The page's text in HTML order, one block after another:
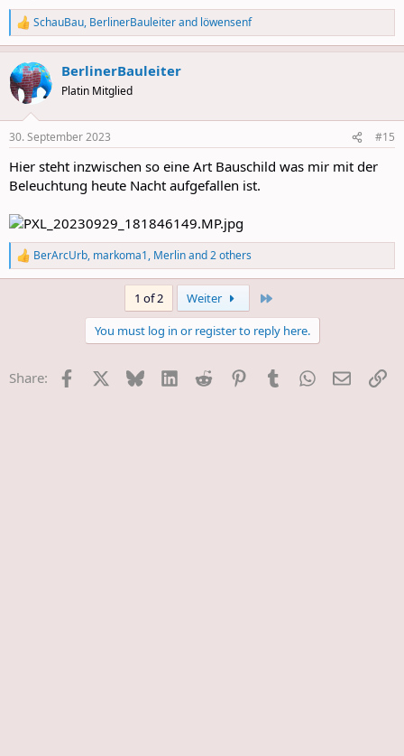
R
e
a
c
t
i
s
SchauBau, BerlinerBauleiterand löwensenf
BerlinerBauleiter
Platin Mitglied
30. September 2023 #15
Hier steht inzwischen so eine Art Bauschild was mir mit der
Beleuchtung heute Nacht aufgefallen ist.
R
e
s
BerArcUrb, markoma1, Merlinand 2 others
1 of 2 Weiter
You must log in or register to reply here.
Share: Facebook Bluesky LinkedInReddit PinterestTumblrWhatsApp
E-Mail